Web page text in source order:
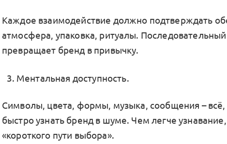
Каждое взаимодействие должно подтверждать
атмосфера, упаковка, ритуалы.
превращает бренд в привычку.
Ментальная доступность.
Символы, цвета, формы, музыка, сообщения – всё,
быстро узнать бренд в шуме. Чем легче
«короткого пути выбора».